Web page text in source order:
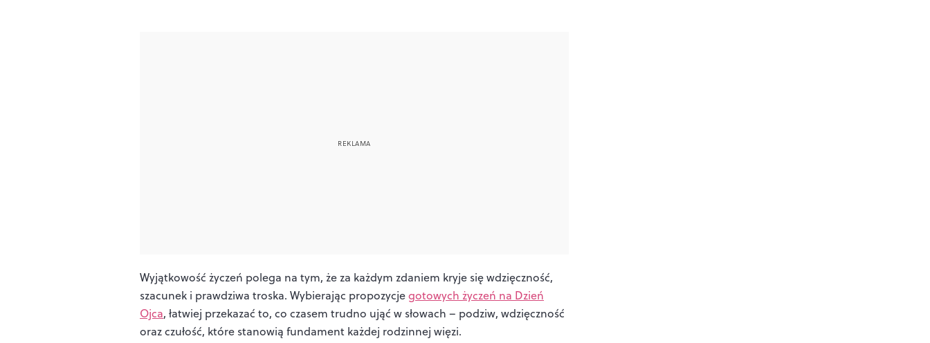
Wyjątkowość życzeń polega na tym, że za każdym zdaniem kryje się wdzięczność,
szacunek i prawdziwa troska. Wybierając propozycjegotowych życzeń na Dzień
Ojca, łatwiej przekazać to, co czasem trudno ująć w słowach – podziw, wdzięczność
oraz czułość, które stanowią fundament każdej rodzinnej więzi.